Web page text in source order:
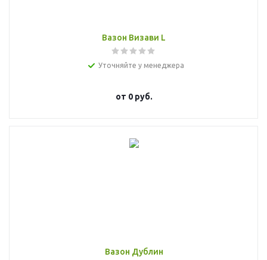
Вазон Визави L
Уточняйте у менеджера
от 0 руб.
Вазон Дублин